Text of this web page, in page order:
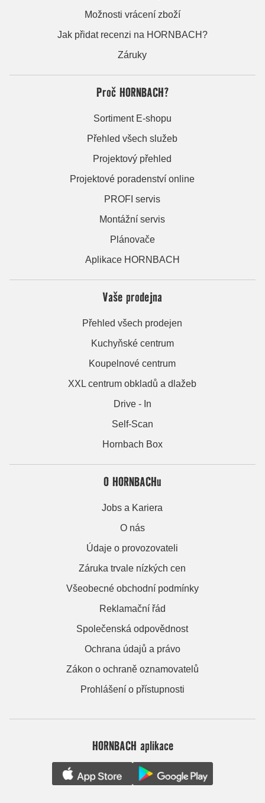
Možnosti vrácení zboží
Jak přidat recenzi na HORNBACH?
Záruky
Proč HORNBACH?
Sortiment E-shopu
Přehled všech služeb
Projektový přehled
Projektové poradenství online
PROFI servis
Montážní servis
Plánovače
Aplikace HORNBACH
Vaše prodejna
Přehled všech prodejen
Kuchyňské centrum
Koupelnové centrum
XXL centrum obkladů a dlažeb
Drive - In
Self-Scan
Hornbach Box
O HORNBACHu
Jobs a Kariera
O nás
Údaje o provozovateli
Záruka trvale nízkých cen
Všeobecné obchodní podmínky
Reklamační řád
Společenská odpovědnost
Ochrana údajů a právo
Zákon o ochraně oznamovatelů
Prohlášení o přístupnosti
HORNBACH aplikace